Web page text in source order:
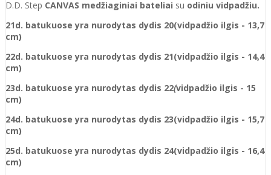
D.D. Step CANVAS medžiaginiai bateliai su odiniu vidpadžiu.
21d. batukuose yra nurodytas dydis 20(vidpadžio ilgis - 13,7
cm)
22d. batukuose yra nurodytas dydis 21(vidpadžio ilgis - 14,4
cm)
23d. batukuose yra nurodytas dydis 22(vidpadžio ilgis - 15
cm)
24d. batukuose yra nurodytas dydis 23(vidpadžio ilgis - 15,7
cm)
25d. batukuose yra nurodytas dydis 24(vidpadžio ilgis - 16,4
cm)